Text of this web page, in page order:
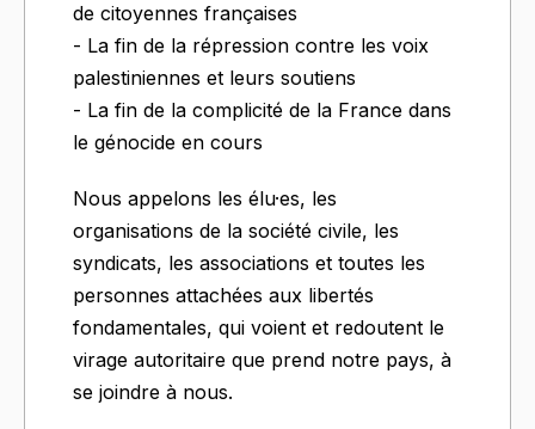
de citoyennes françaises
- La fin de la répression contre les voix
palestiniennes et leurs soutiens
- La fin de la complicité de la France dans
le génocide en cours
Nous appelons les élu·es, les
organisations de la société civile, les
syndicats, les associations et toutes les
personnes attachées aux libertés
fondamentales, qui voient et redoutent le
virage autoritaire que prend notre pays, à
se joindre à nous.